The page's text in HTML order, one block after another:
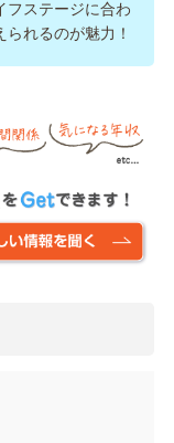
フステージに合わ
れるのが魅力！